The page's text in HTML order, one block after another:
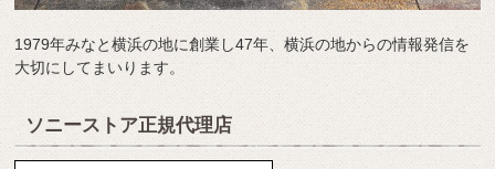
1979年みなと横浜の地に創業し47年、横浜の地からの情報発信を
大切にしてまいります。
ソニーストア正規代理店